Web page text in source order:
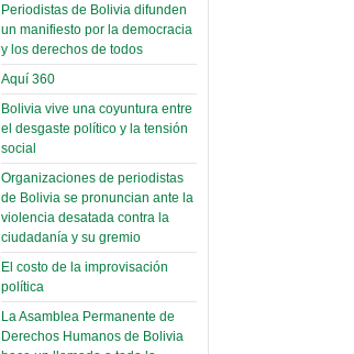
Periodistas de Bolivia difunden
un manifiesto por la democracia
y los derechos de todos
Aquí 360
Bolivia vive una coyuntura entre
el desgaste político y la tensión
social
Organizaciones de periodistas
de Bolivia se pronuncian ante la
violencia desatada contra la
ciudadanía y su gremio
El costo de la improvisación
política
La Asamblea Permanente de
Derechos Humanos de Bolivia